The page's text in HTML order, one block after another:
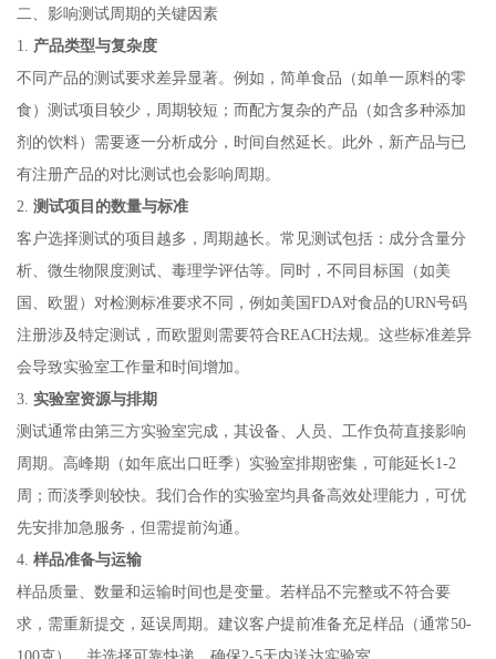
二、影响测试周期的关键因素
1. 产品类型与复杂度
不同产品的测试要求差异显著。例如，简单食品（如单一原料的零
食）测试项目较少，周期较短；而配方复杂的产品（如含多种添加
剂的饮料）需要逐一分析成分，时间自然延长。此外，新产品与已
有注册产品的对比测试也会影响周期。
2. 测试项目的数量与标准
客户选择测试的项目越多，周期越长。常见测试包括：成分含量分
析、微生物限度测试、毒理学评估等。同时，不同目标国（如美
国、欧盟）对检测标准要求不同，例如美国FDA对食品的URN号码
注册涉及特定测试，而欧盟则需要符合REACH法规。这些标准差异
会导致实验室工作量和时间增加。
3. 实验室资源与排期
测试通常由第三方实验室完成，其设备、人员、工作负荷直接影响
周期。高峰期（如年底出口旺季）实验室排期密集，可能延长1-2
周；而淡季则较快。我们合作的实验室均具备高效处理能力，可优
先安排加急服务，但需提前沟通。
4. 样品准备与运输
样品质量、数量和运输时间也是变量。若样品不完整或不符合要
求，需重新提交，延误周期。建议客户提前准备充足样品（通常50-